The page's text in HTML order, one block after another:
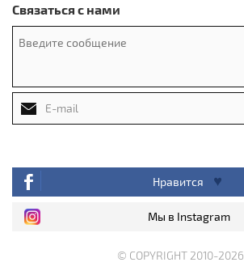
Связаться с нами
Нравится
Мы в Instagram
© COPYRIGHT 2010-2026